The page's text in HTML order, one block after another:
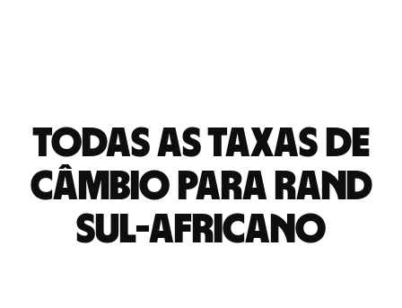
Todas as taxas de
câmbio para Rand
sul-africano